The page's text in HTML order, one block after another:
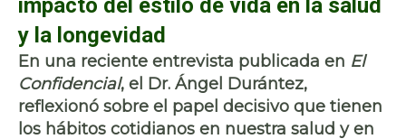
impacto del estilo de vida en la salud
y la longevidad
En una reciente entrevista publicada en El
Confidencial, el Dr. Ángel Durántez,
reflexionó sobre el papel decisivo que tienen
los hábitos cotidianos en nuestra salud y en